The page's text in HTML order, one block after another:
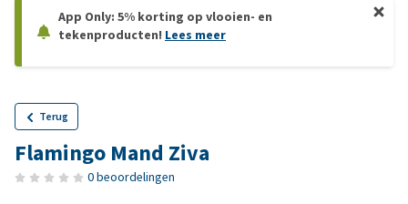
App Only: 5% korting op vlooien- en
tekenproducten! Lees meer
Terug
Flamingo Mand Ziva
0 beoordelingen